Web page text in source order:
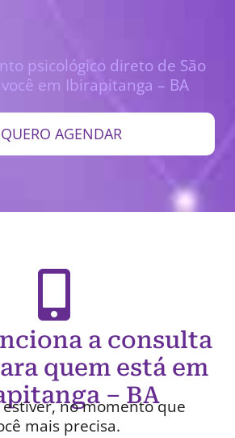
psicológico direto de São
em Ibirapitanga – BA
QUERO AGENDAR
a consulta
quem está em
– BA
estiver, no momento que
mais precisa.